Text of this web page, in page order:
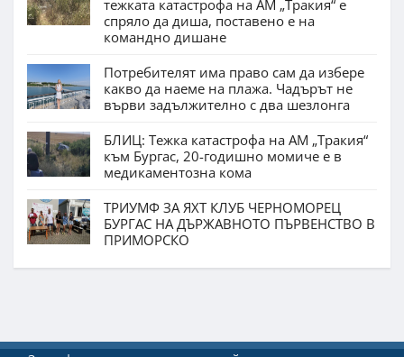
тежката катастрофа на АМ „Тракия“ е
спряло да диша, поставено е на
командно дишане
Потребителят има право сам да избере
какво да наеме на плажа. Чадърът не
върви задължително с два шезлонга
БЛИЦ: Тежка катастрофа на АМ „Тракия“
към Бургас, 20-годишно момиче е в
медикаментозна кома
ТРИУМФ ЗА ЯХТ КЛУБ ЧЕРНОМОРЕЦ
БУРГАС НА ДЪРЖАВНОТО ПЪРВЕНСТВО В
ПРИМОРСКО